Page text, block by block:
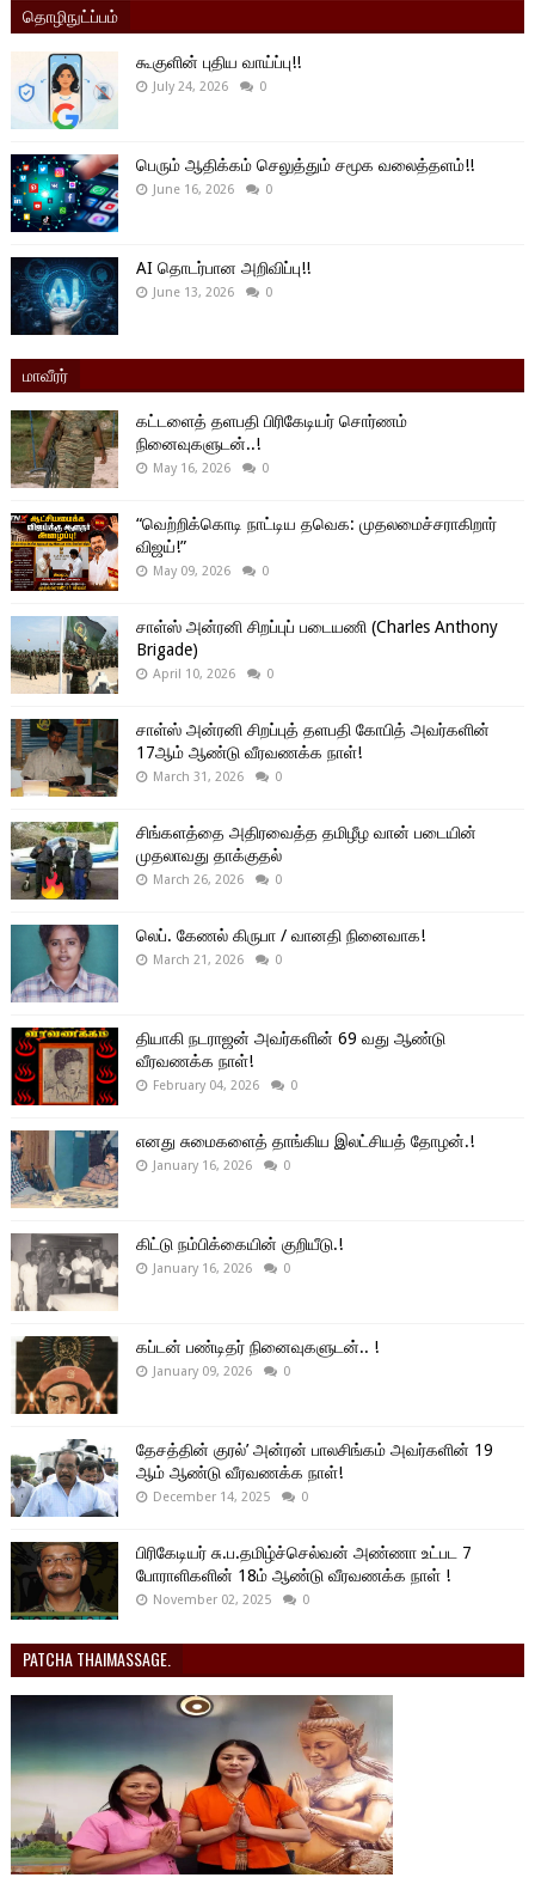
தொழிநுட்ப்பம்
கூகுளின் புதிய வாய்ப்பு!!
July 24, 2026 0
பெரும் ஆதிக்கம் செலுத்தும் சமூக வலைத்தளம்!!
June 16, 2026 0
AI தொடர்பான அறிவிப்பு!!
June 13, 2026 0
மாவீரர்
கட்டளைத் தளபதி பிரிகேடியர் சொர்ணம்
நினைவுகளுடன்..!
May 16, 2026 0
“வெற்றிக்கொடி நாட்டிய தவெக: முதலமைச்சராகிறார்
விஜய்!”
May 09, 2026 0
சாள்ஸ் அன்ரனி சிறப்புப் படையணி (Charles Anthony
Brigade)
April 10, 2026 0
சாள்ஸ் அன்ரனி சிறப்புத் தளபதி கோபித் அவர்களின்
17ஆம் ஆண்டு வீரவணக்க நாள்!
March 31, 2026 0
சிங்களத்தை அதிரவைத்த தமிழீழ வான் படையின்
முதலாவது தாக்குதல்
March 26, 2026 0
லெப். கேணல் கிருபா / வானதி நினைவாக!
March 21, 2026 0
தியாகி நடராஜன் அவர்களின் 69 வது ஆண்டு
வீரவணக்க நாள்!
February 04, 2026 0
எனது சுமைகளைத் தாங்கிய இலட்சியத் தோழன்.!
January 16, 2026 0
கிட்டு நம்பிக்கையின் குறியீடு.!
January 16, 2026 0
கப்டன் பண்டிதர் நினைவுகளுடன்.. !
January 09, 2026 0
தேசத்தின் குரல்’ அன்ரன் பாலசிங்கம் அவர்களின் 19
ஆம் ஆண்டு வீரவணக்க நாள்!
December 14, 2025 0
பிரிகேடியர் சு.ப.தமிழ்ச்செல்வன் அண்ணா உட்பட 7
போராளிகளின் 18ம் ஆண்டு வீரவணக்க நாள் !
November 02, 2025 0
PATCHA THAIMASSAGE.